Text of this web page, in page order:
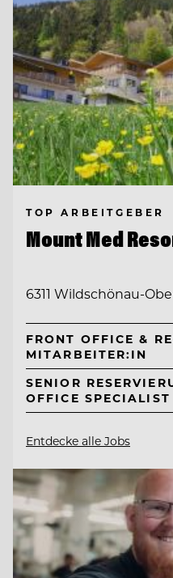
TOP ARBEITGEBER
Mount Med
6311 Wildschönau-
FRONT OFFICE &
MITARBEITER:IN
SENIOR
OFFICE
Entdecke alle Jobs